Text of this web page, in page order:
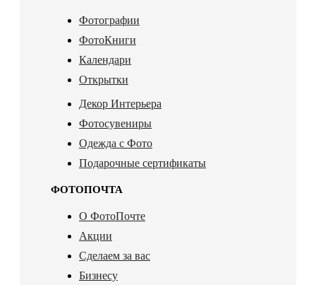
Фотографии
ФотоКниги
Календари
Открытки
Декор Интерьера
Фотосувениры
Одежда с Фото
Подарочные сертификаты
ФОТОПОЧТА
О ФотоПочте
Акции
Сделаем за вас
Бизнесу